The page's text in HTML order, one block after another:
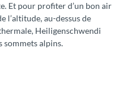
Et pour profiter d’un bon air
l’altitude, au-dessus de
Heiligenschwendi
sommets alpins.